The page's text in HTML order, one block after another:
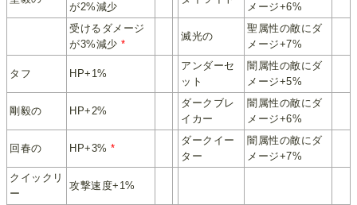
が2%減少
メージ+6%
受けるダメージ
が3%減少*
滅光の
聖属性の敵にダ
メージ+7%
タフ HP+1%
アンダーセ
ット
闇属性の敵にダ
メージ+5%
剛毅の HP+2%
ダークブレ
イカー
闇属性の敵にダ
メージ+6%
回春の HP+3%*
ダークイー
ター
闇属性の敵にダ
メージ+7%
クイックリ
ー
攻撃速度+1%